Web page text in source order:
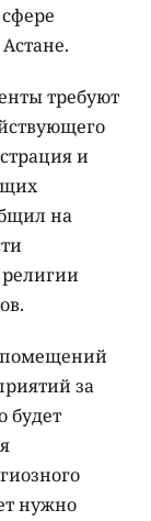
требуют
и
на
помещений
за
будет
нужно